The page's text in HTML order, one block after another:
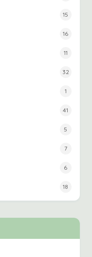
15
16
11
32
1
41
5
7
6
18